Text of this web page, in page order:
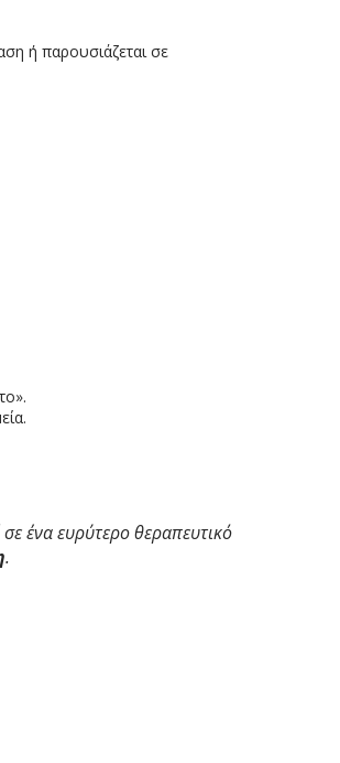
ή παρουσιάζεται σε
ένα ευρύτερο θεραπευτικό
.